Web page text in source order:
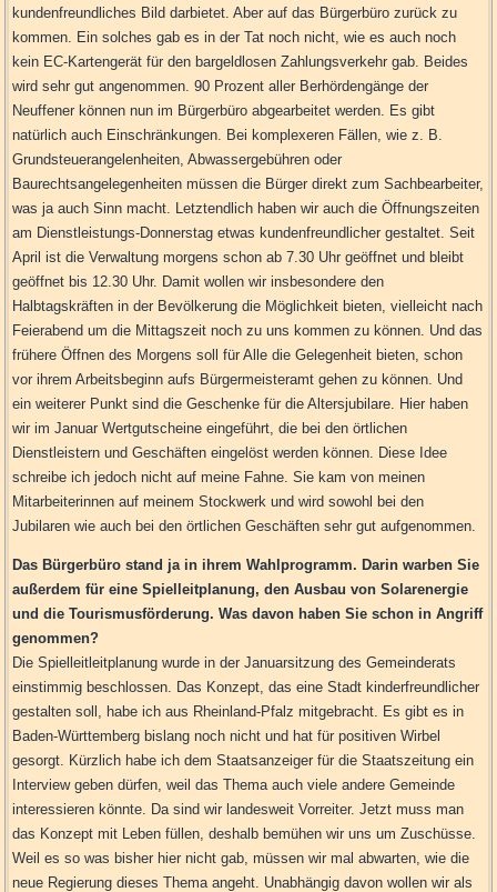
kundenfreundliches Bild darbietet. Aber auf das Bürgerbüro zurück zu
kommen. Ein solches gab es in der Tat noch nicht, wie es auch noch
kein EC-Kartengerät für den bargeldlosen Zahlungsverkehr gab. Beides
wird sehr gut angenommen. 90 Prozent aller Berhördengänge der
Neuffener können nun im Bürgerbüro abgearbeitet werden. Es gibt
natürlich auch Einschränkungen. Bei komplexeren Fällen, wie z. B.
Grundsteuerangelenheiten, Abwassergebühren oder
Baurechtsangelegenheiten müssen die Bürger direkt zum Sachbearbeiter,
was ja auch Sinn macht. Letztendlich haben wir auch die Öffnungszeiten
am Dienstleistungs-Donnerstag etwas kundenfreundlicher gestaltet. Seit
April ist die Verwaltung morgens schon ab 7.30 Uhr geöffnet und bleibt
geöffnet bis 12.30 Uhr. Damit wollen wir insbesondere den
Halbtagskräften in der Bevölkerung die Möglichkeit bieten, vielleicht nach
Feierabend um die Mittagszeit noch zu uns kommen zu können. Und das
frühere Öffnen des Morgens soll für Alle die Gelegenheit bieten, schon
vor ihrem Arbeitsbeginn aufs Bürgermeisteramt gehen zu können. Und
ein weiterer Punkt sind die Geschenke für die Altersjubilare. Hier haben
wir im Januar Wertgutscheine eingeführt, die bei den örtlichen
Dienstleistern und Geschäften eingelöst werden können. Diese Idee
schreibe ich jedoch nicht auf meine Fahne. Sie kam von meinen
Mitarbeiterinnen auf meinem Stockwerk und wird sowohl bei den
Jubilaren wie auch bei den örtlichen Geschäften sehr gut aufgenommen.
Das Bürgerbüro stand ja in ihrem Wahlprogramm. Darin warben Sie
außerdem für eine Spielleitplanung, den Ausbau von Solarenergie
und die Tourismusförderung. Was davon haben Sie schon in Angriff
genommen?
Die Spielleitleitplanung wurde in der Januarsitzung des Gemeinderats
einstimmig beschlossen. Das Konzept, das eine Stadt kinderfreundlicher
gestalten soll, habe ich aus Rheinland-Pfalz mitgebracht. Es gibt es in
Baden-Württemberg bislang noch nicht und hat für positiven Wirbel
gesorgt. Kürzlich habe ich dem Staatsanzeiger für die Staatszeitung ein
Interview geben dürfen, weil das Thema auch viele andere Gemeinde
interessieren könnte. Da sind wir landesweit Vorreiter. Jetzt muss man
das Konzept mit Leben füllen, deshalb bemühen wir uns um Zuschüsse.
Weil es so was bisher hier nicht gab, müssen wir mal abwarten, wie die
neue Regierung dieses Thema angeht. Unabhängig davon wollen wir als